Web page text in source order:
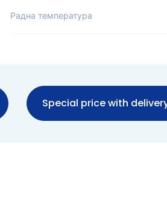
Радна температура
Special price with